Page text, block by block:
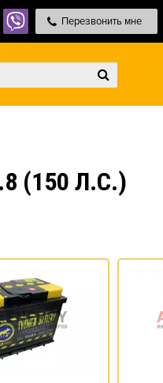
Перезвонить мне
(150 Л.С.)